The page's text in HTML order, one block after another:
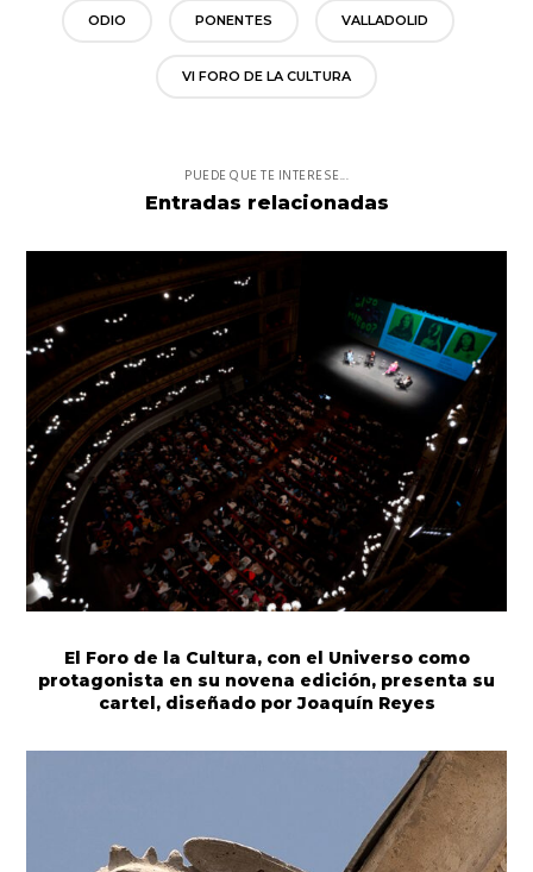
ODIO PONENTES VALLADOLID
VI FORO DE LA CULTURA
PUEDE QUE TE INTERESE...
Entradas relacionadas
El Foro de la Cultura, con el Universo como
protagonista en su novena edición, presenta su
cartel, diseñado por Joaquín Reyes